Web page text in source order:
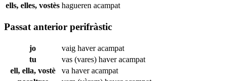
ells, elles, vostès hagueren acampat
Passat anterior perifràstic
jo vaig haveracampat
tu
vas (vares) haveracampat
ell, ella, vostè
va haveracampat